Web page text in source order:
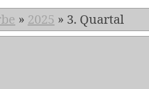
» 2025 » 3. Quartal